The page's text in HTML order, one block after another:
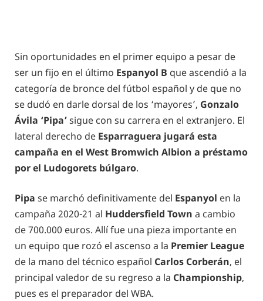
Sin oportunidades en el primer equipo a pesar de
ser un fijo en el último Espanyol B que ascendió a la
categoría de bronce del fútbol español y de que no
se dudó en darle dorsal de los ‘mayores’, Gonzalo
Ávila ‘Pipa’sigue con su carrera en el extranjero. El
lateral derecho de Esparraguera jugará esta
campaña en el West Bromwich Albion a préstamo
por el Ludogorets búlgaro.
Pipa se marchó definitivamente del Espanyol en la
campaña 2020-21 al Huddersfield Town a cambio
de 700.000 euros. Allí fue una pieza importante en
un equipo que rozó el ascenso a la Premier League
de la mano del técnico español Carlos Corberán, el
principal valedor de su regreso a la Championship,
pues es el preparador del WBA.